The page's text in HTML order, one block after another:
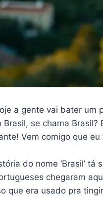
a gente vai bater
se chama
Vem comigo que
do nome ‘Brasil’
chegaram
que era usado pra